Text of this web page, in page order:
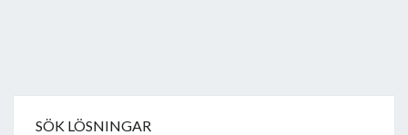
SÖK LÖSNINGAR